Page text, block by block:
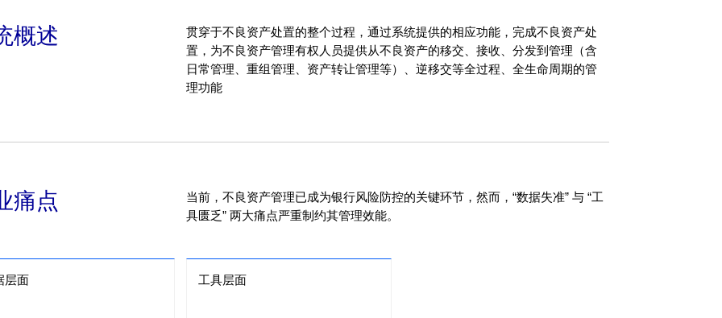
概述
贯穿于不良资产处置的整个过程，通过系统提供的相应功能，完成不良资产处
置，为不良资产管理有权人员提供从不良资产的移交、接收、分发到管理（含
日常管理、重组管理、资产转让管理等）、逆移交等全过程、全生命周期的管
理功能
痛点
当前，不良资产管理已成为银行风险防控的关键环节，然而，“数据失准” 与 “工
具匮乏” 两大痛点严重制约其管理效能。
层面 工具层面